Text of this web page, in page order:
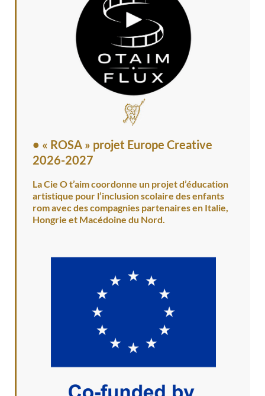
• « ROSA » projet Europe Creative
2026-2027
La Cie O t’aim coordonne un projet d’éducation
artistique pour l’inclusion scolaire des enfants
rom avec des compagnies partenaires en Italie,
Hongrie et Macédoine du Nord.